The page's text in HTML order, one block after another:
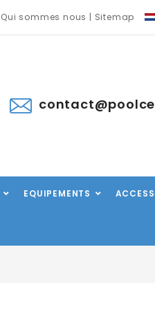
Qui sommes nous | Sitemap
EQUIPEMENTS